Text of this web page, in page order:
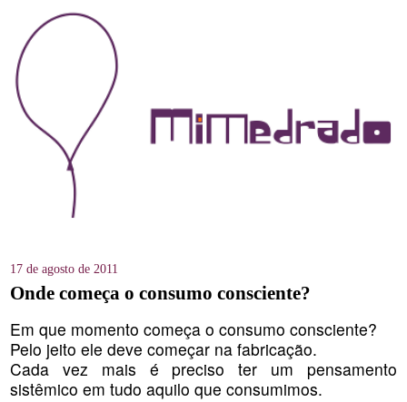
17 de agosto de 2011
Onde começa o consumo consciente?
Em que momento começa o consumo consciente?
Pelo jeito ele deve começar na fabricação.
Cada vez mais é preciso ter um pensamento
sistêmico em tudo aquilo que consumimos.